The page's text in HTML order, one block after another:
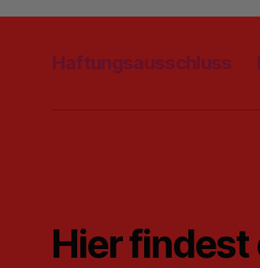
Haftungsausschluss
Hier findest